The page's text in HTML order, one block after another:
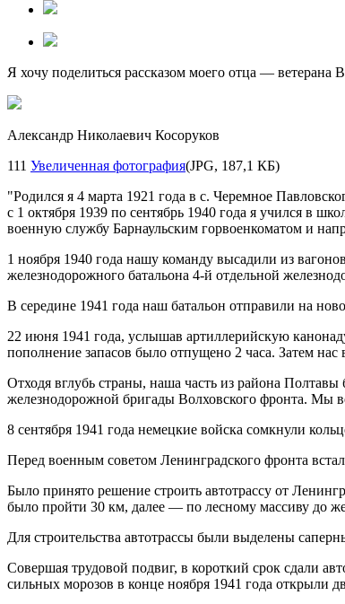
Я хочу поделиться рассказом моего отца —
Александр Николаевич Косоруков
111 Увеличенная фотография(JPG, 187,1 КБ)
"Родился я 4 марта 1921 года в с. Черемное
с 1 октября 1939 по сентябрь 1940 года я учился в
военную службу Барнаульским горвоенкоматом и
1 ноября 1940 года нашу команду высадили из
железнодорожного батальона 4-й отдельной
В середине 1941 года наш батальон отправили на
22 июня 1941 года, услышав артиллерийскую
пополнение запасов было отпущено 2 часа. Затем
Отходя вглубь страны, наша часть из района
железнодорожной бригады Волховского фронта. Мы
8 сентября 1941 года немецкие войска сомкнули
Перед военным советом Ленинградского фронта
Было принято решение строить автотрассу от
было пройти 30 км, далее — по лесному массиву до
Для строительства автотрассы были выделены
Совершая трудовой подвиг, в короткий срок сдали
сильных морозов в конце ноября 1941 года